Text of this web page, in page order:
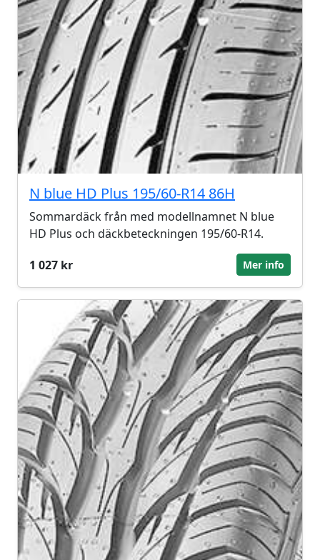
N blue HD Plus 195/60-R14 86H
Sommardäck från med modellnamnet N blue
HD Plus och däckbeteckningen 195/60-R14.
1 027 kr
Mer info